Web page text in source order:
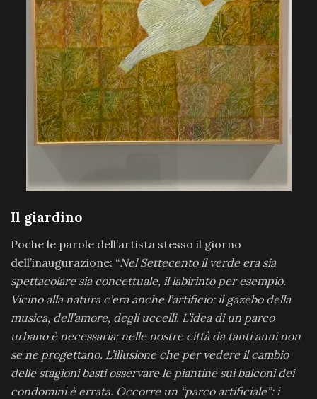
Il giardino
Poche le parole dell’artista stesso il giorno
dell’inaugurazione: “Nel Settecento il verde era sia
spettacolare sia concettuale, il labirinto per esempio.
Vicino alla natura c’era anche l’artificio: il gazebo della
musica, dell’amore, degli uccelli. L’idea di un parco
urbano è necessaria: nelle nostre città da tanti anni non
se ne progettano. L’illusione che per vedere il cambio
delle stagioni basti osservare le piantine sui balconi dei
condomini è errata. Occorre un “parco artificiale”: i